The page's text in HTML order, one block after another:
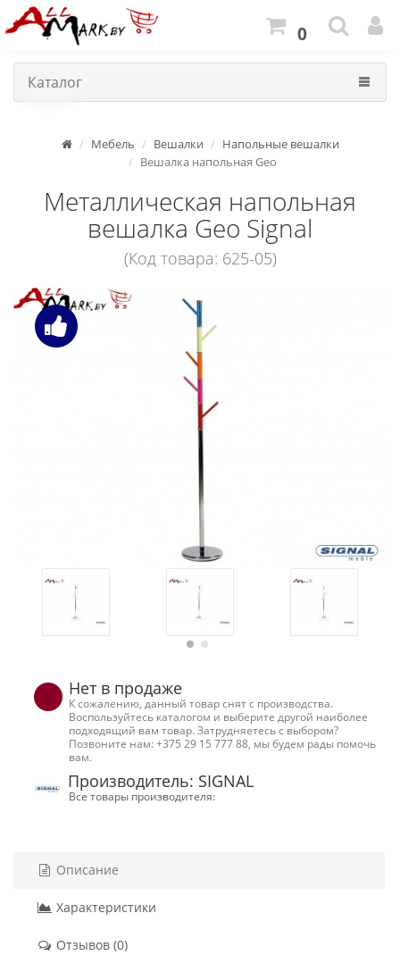
0
Каталог
Мебель Вешалки
Напольные вешалки
Вешалка напольная Geo
Металлическая напольная
вешалка Geo Signal
(Код товара: 625-05)
Нет в продаже
К сожалению, данный товар снят с производства.
Воспользуйтесь каталогом и выберите другой наиболее
подходящий вам товар. Затрудняетесь с выбором?
Позвоните нам: +375 29 15 777 88, мы будем рады помочь
вам.
Производитель: SIGNAL
Все товары производителя:
Описание
Характеристики
Отзывов (0)